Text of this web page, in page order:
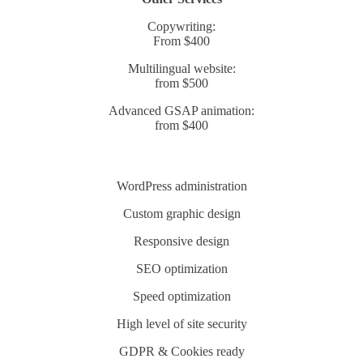
Copywriting:
From $400
Multilingual website:
from $500
Advanced GSAP animation:
from $400
WordPress administration
Custom graphic design
Responsive design
SEO optimization
Speed optimization
High level of site security
GDPR & Cookies ready